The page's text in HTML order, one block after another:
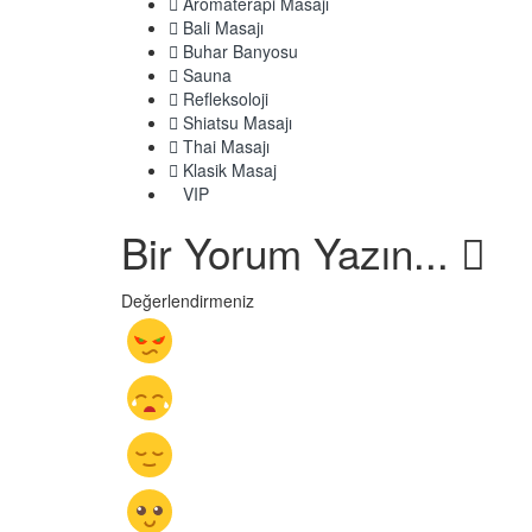
Bali Masajı
Buhar Banyosu
Sauna
Refleksoloji
Shiatsu Masajı
Thai Masajı
Klasik Masaj
VIP
Bir Yorum Yazın...
Değerlendirmeniz